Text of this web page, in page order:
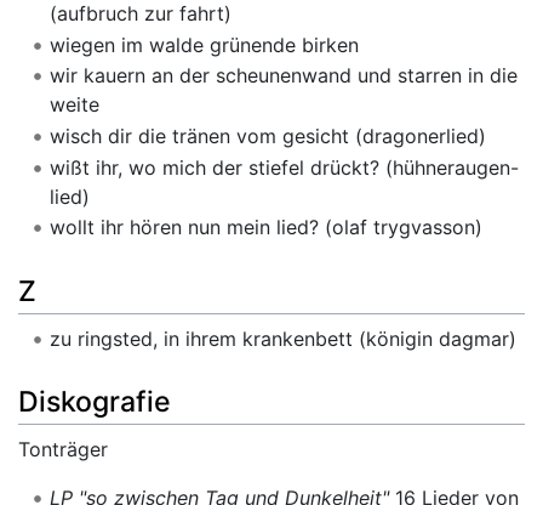
(aufbruch zur fahrt)
wiegen im walde grünende birken
wir kauern an der scheunenwand und starren in die
weite
wisch dir die tränen vom gesicht (dragonerlied)
wißt ihr, wo mich der stiefel drückt? (hühneraugen-
lied)
wollt ihr hören nun mein lied? (olaf trygvasson)
Z
zu ringsted, in ihrem krankenbett (königin dagmar)
Diskografie
Tonträger
LP "so zwischen Tag und Dunkelheit"16 Lieder von